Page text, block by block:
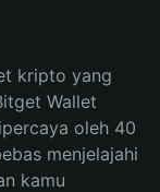
kripto yang
Wallet
oleh 40
menjelajahi
kamu